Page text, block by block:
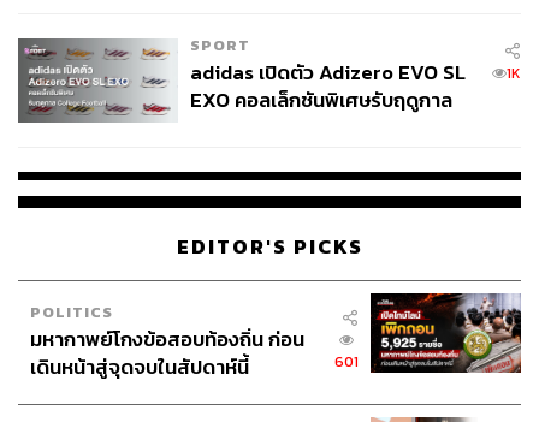
SPORT
adidas เปิดตัว Adizero EVO SL
EXO คอลเล็กชันพิเศษรับฤดูกาล
1K
EDITOR'S PICKS
POLITICS
มหากาพย์โกงข้อสอบท้องถิ่น ก่อน
เดินหน้าสู่จุดจบในสัปดาห์นี้
601